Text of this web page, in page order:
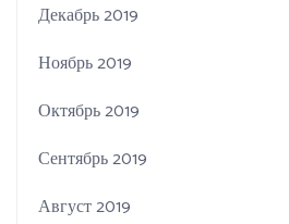
Декабрь 2019
Ноябрь 2019
Октябрь 2019
Сентябрь 2019
Август 2019